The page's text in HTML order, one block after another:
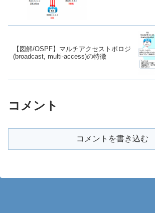
【図解/OSPF】マルチアクセストポロジ
(broadcast, multi-access)の特徴
コメント
コメントを書き込む